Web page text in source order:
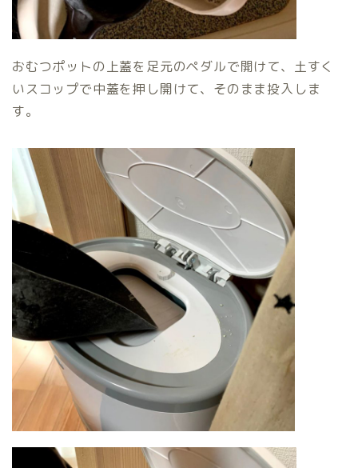
おむつポットの上蓋を足元のペダルで開けて、土すく
いスコップで中蓋を押し開けて、そのまま投入しま
す。